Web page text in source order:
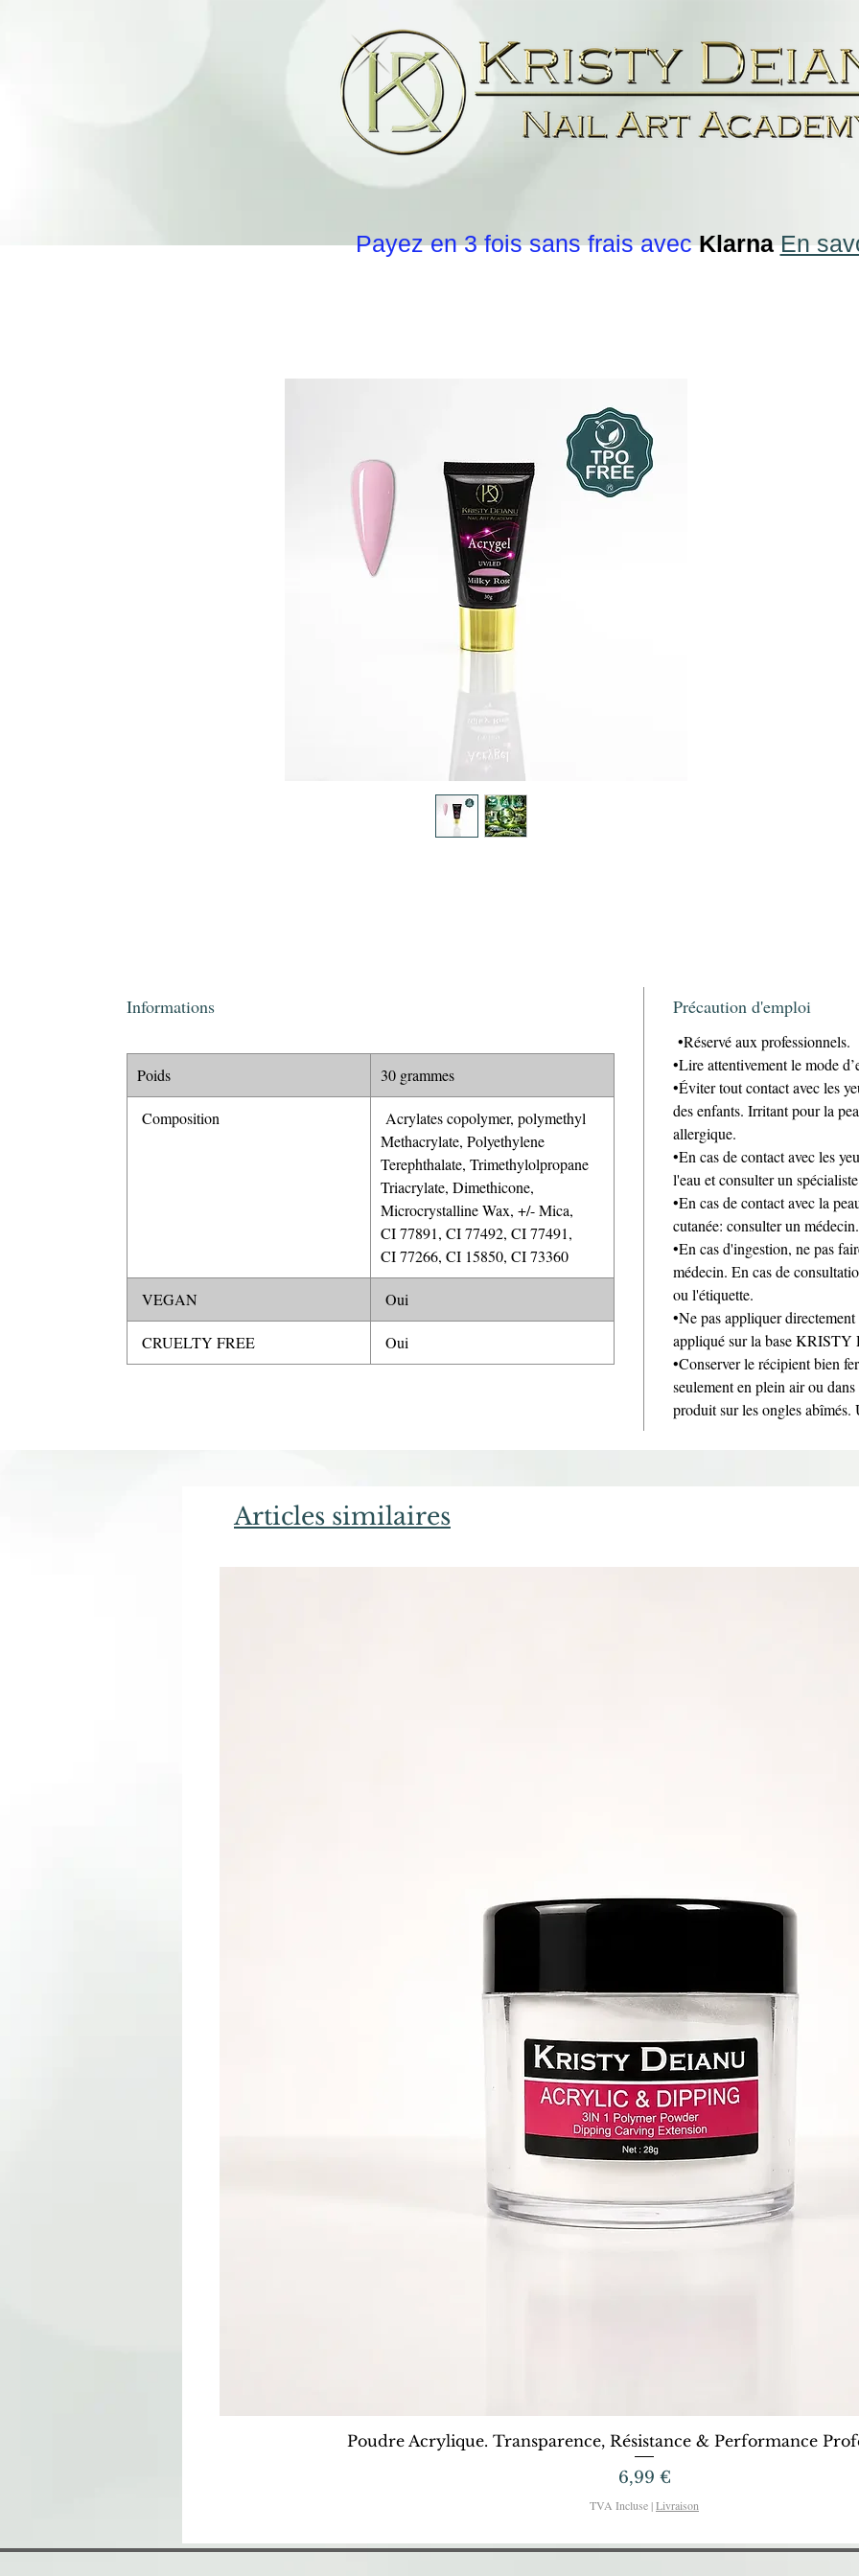
Informations
Poids 30 grammes
Composition
Acrylates copolymer, polymethyl
Methacrylate, Polyethylene
Terephthalate, Trimethylolpropane
Triacrylate, Dimethicone,
Microcrystalline Wax, +/- Mica,
CI 77891, CI 77492, CI 77491,
CI 77266, CI 15850, CI 73360
VEGAN Oui
CRUELTY FREE Oui
Précaution d'emploi
•Réservé aux professionnels.
•Lire attentivement le mode
•Éviter tout contact avec les
des enfants. Irritant pour la
allergique.
•En cas de contact avec les
l'eau et consulter un
•En cas de contact avec la
cutanée: consulter un médecin.
•En cas d'ingestion, ne pas
médecin. En cas de
ou l'étiquette.
•Ne pas appliquer
appliqué sur la base
•Conserver le récipient bien
seulement en plein air ou
produit sur les ongles
Payez en 3 fois sans frais avecKlarna En
Articles similaires
Aperçu rapide
Poudre Acrylique. Transparence, Résistance & Performance
Prix
6,99 €
TVA Incluse |Livraison